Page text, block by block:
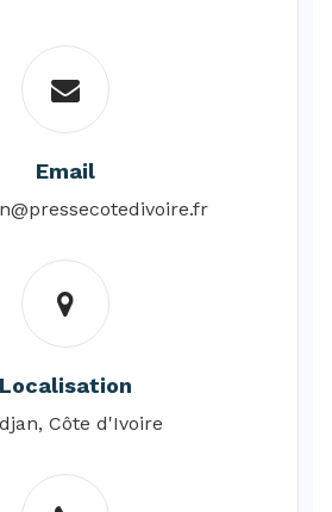
Email
Localisation
Côte d'Ivoire